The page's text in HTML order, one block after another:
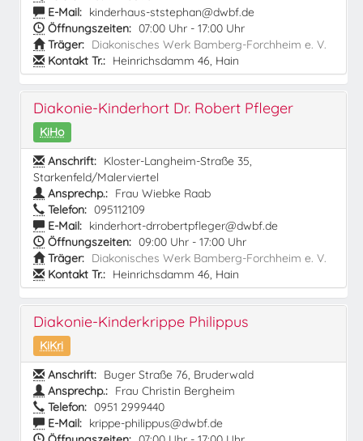
E-Mail: kinderhaus-ststephan@dwbf.de
Öffnungszeiten: 07:00 Uhr - 17:00 Uhr
Träger: Diakonisches Werk Bamberg-Forchheim e. V.
Kontakt Tr.: Heinrichsdamm 46, Hain
Diakonie-Kinderhort Dr. Robert Pfleger
KiHo
Anschrift: Kloster-Langheim-Straße 35,
Starkenfeld/Malerviertel
Ansprechp.: Frau Wiebke Raab
Telefon: 095112109
E-Mail: kinderhort-drrobertpfleger@dwbf.de
Öffnungszeiten: 09:00 Uhr - 17:00 Uhr
Träger: Diakonisches Werk Bamberg-Forchheim e. V.
Kontakt Tr.: Heinrichsdamm 46, Hain
Diakonie-Kinderkrippe Philippus
KiKri
Anschrift: Buger Straße 76, Bruderwald
Ansprechp.: Frau Christin Bergheim
Telefon: 0951 2999440
E-Mail: krippe-philippus@dwbf.de